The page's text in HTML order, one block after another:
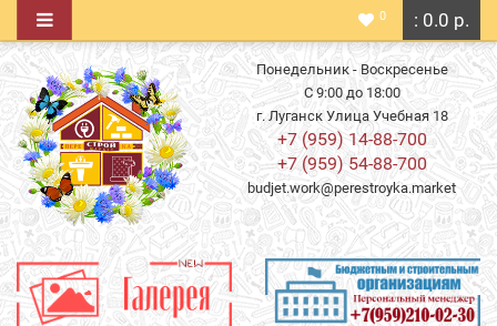
: 0.0 р.
0
Понедельник - Воскресенье
С 9:00 до 18:00
г. Луганск Улица Учебная 18
+7 (959) 14-88-700
+7 (959) 54-88-700
budjet.work@perestroyka.market